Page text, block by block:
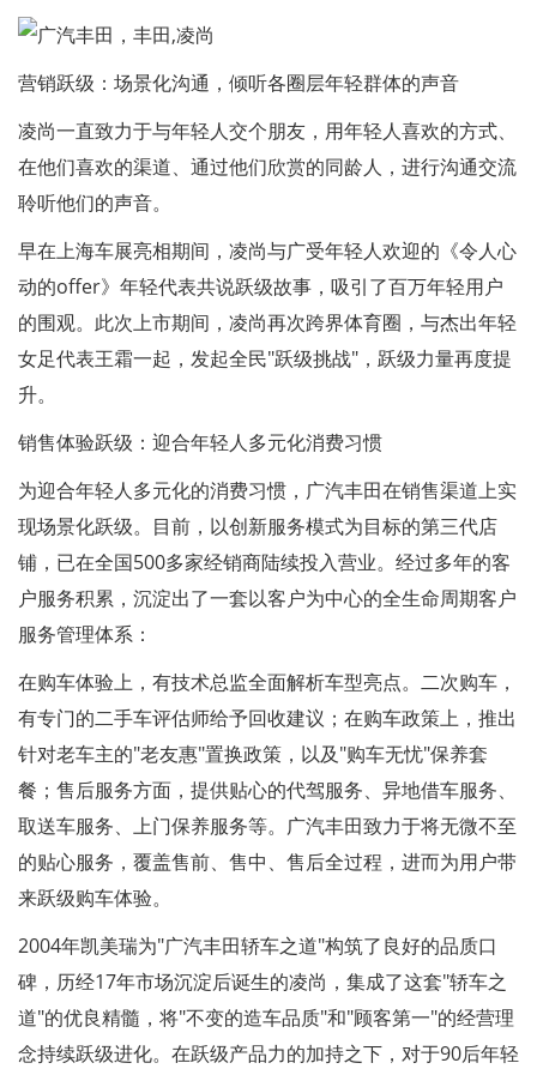
营销跃级：场景化沟通，倾听各圈层年轻群体的声音
凌尚一直致力于与年轻人交个朋友，用年轻人喜欢的方式、
在他们喜欢的渠道、通过他们欣赏的同龄人，进行沟通交流
聆听他们的声音。
早在上海车展亮相期间，凌尚与广受年轻人欢迎的《令人心
动的offer》年轻代表共说跃级故事，吸引了百万年轻用户
的围观。此次上市期间，凌尚再次跨界体育圈，与杰出年轻
女足代表王霜一起，发起全民"跃级挑战"，跃级力量再度提
升。
销售体验跃级：迎合年轻人多元化消费习惯
为迎合年轻人多元化的消费习惯，广汽丰田在销售渠道上实
现场景化跃级。目前，以创新服务模式为目标的第三代店
铺，已在全国500多家经销商陆续投入营业。经过多年的客
户服务积累，沉淀出了一套以客户为中心的全生命周期客户
服务管理体系：
在购车体验上，有技术总监全面解析车型亮点。二次购车，
有专门的二手车评估师给予回收建议；在购车政策上，推出
针对老车主的"老友惠"置换政策，以及"购车无忧"保养套
餐；售后服务方面，提供贴心的代驾服务、异地借车服务、
取送车服务、上门保养服务等。广汽丰田致力于将无微不至
的贴心服务，覆盖售前、售中、售后全过程，进而为用户带
来跃级购车体验。
2004年凯美瑞为"广汽丰田轿车之道"构筑了良好的品质口
碑，历经17年市场沉淀后诞生的凌尚，集成了这套"轿车之
道"的优良精髓，将"不变的造车品质"和"顾客第一"的经营理
念持续跃级进化。在跃级产品力的加持之下，对于90后年轻